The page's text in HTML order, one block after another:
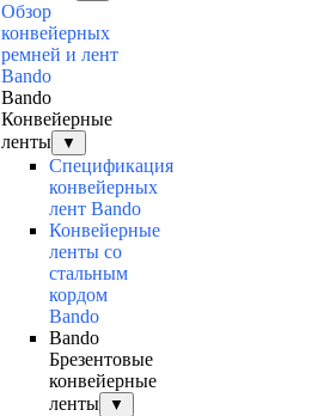
Обзор
конвейерных
ремней и лент
Bando
Bando
Конвейерные
ленты
▼
Спецификация
конвейерных
лент Bando
Конвейерные
ленты со
стальным
кордом
Bando
Bando
Брезентовые
конвейерные
ленты
▼